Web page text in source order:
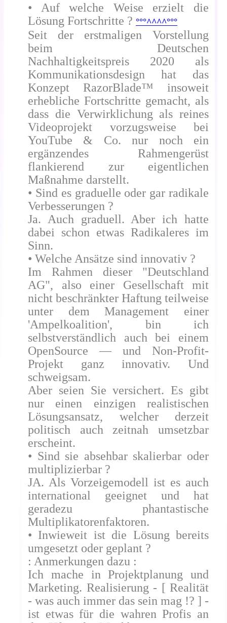
• Auf welche Weise erzielt die
Lösung Fortschritte ? °°°^^^^°°°
Seit der erstmaligen Vorstellung
beim Deutschen
Nachhaltigkeitspreis 2020 als
Kommunikationsdesign hat das
Konzept RazorBlade™ insoweit
erhebliche Fortschritte gemacht, als
dass die Verwirklichung als reines
Videoprojekt vorzugsweise bei
YouTube & Co. nur noch ein
ergänzendes Rahmengerüst
flankierend zur eigentlichen
Maßnahme darstellt.
• Sind es graduelle oder gar radikale
Verbesserungen ?
Ja. Auch graduell. Aber ich hatte
dabei schon etwas Radikaleres im
Sinn.
• Welche Ansätze sind innovativ ?
Im Rahmen dieser "Deutschland
AG", also einer Gesellschaft mit
nicht beschränkter Haftung teilweise
unter dem Management einer
'Ampelkoalition', bin ich
selbstverständlich auch bei einem
OpenSource — und Non-Profit-
Projekt ganz innovativ. Und
schweigsam.
Aber seien Sie versichert. Es gibt
nur einen einzigen realistischen
Lösungsansatz, welcher derzeit
politisch auch zeitnah umsetzbar
erscheint.
• Sind sie absehbar skalierbar oder
multiplizierbar ?
JA. Als Vorzeigemodell ist es auch
international geeignet und hat
geradezu phantastische
Multiplikatorenfaktoren.
• Inwieweit ist die Lösung bereits
umgesetzt oder geplant ?
: Anmerkungen dazu :
Ich mache in Projektplanung und
Marketing. Realisierung - [ Realität
- was auch immer das sein mag !? ] -
ist etwas für die wahren Profis an